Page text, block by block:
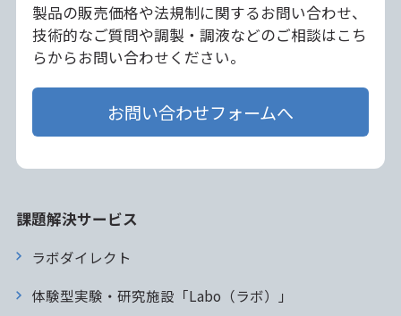
製品の販売価格や法規制に関するお問い合わせ、
技術的なご質問や調製・調液などのご相談はこち
らからお問い合わせください。
お問い合わせフォームへ
課題解決サービス
ラボダイレクト
体験型実験・研究施設「Labo（ラボ）」